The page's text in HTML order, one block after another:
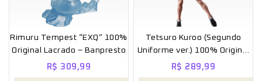
Rimuru Tempest “EXQ” 100%
Original Lacrado – Banpresto
R$ 309,99
Tetsuro Kuroo (Segundo
Uniforme ver.) 100% Original
Lacrado – Banpresto
R$ 289,99